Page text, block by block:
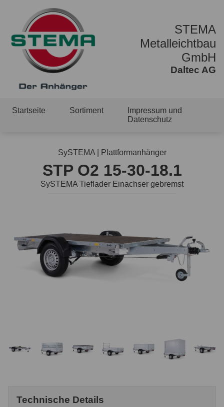
STEMA
Metalleichtbau
GmbH
Daltec AG
Startseite Sortiment
Impressum und
Datenschutz
SySTEMA | Plattformanhänger
STP O2 15-30-18.1
SySTEMA Tieflader Einachser gebremst
Technische Details